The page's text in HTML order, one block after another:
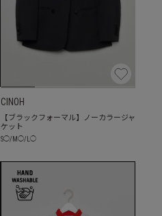
CINOH
【ブラックフォーマル】ノーカラージャ
ケット
S◯/ M ◯/ ◯